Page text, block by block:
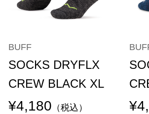
BUFF
SOCKS DRYFLX
CREW BLACK XL
¥4,180 （税込）